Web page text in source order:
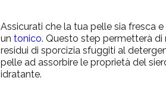
Assicurati che la tua pelle sia fresca
un tonico. Questo step permetterà di
residui di sporcizia sfuggiti al
pelle ad assorbire le proprietà del
idratante.